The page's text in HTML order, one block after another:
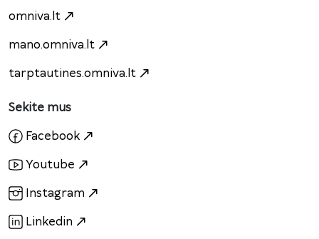
omniva.lt
mano.omniva.lt
tarptautines.omniva.lt
Sekite mus
Facebook
Youtube
Instagram
Linkedin